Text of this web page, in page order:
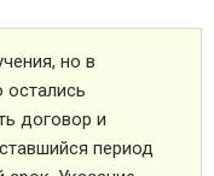
но в
договор и
период